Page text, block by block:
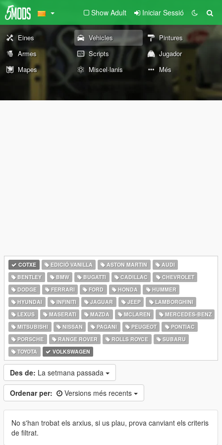
Show Adult Iniciar Sessió
Eines Vehicles
Pintures
Armes
Scripts
Jugador
Mapes
Miscel·lanis Més
COTXE EDICIÓ VANILLA ASTON MARTIN
AUDI
BENTLEY
BMW BUGATTI CADILLAC
CHEVROLET
DODGE
FERRARI FORD HONDA
HUMMER
HYUNDAI
INFINITI JAGUAR JEEP
LAMBORGHINI
LEXUS
MASERATI MAZDA MCLAREN
MERCEDES-BENZ
MITSUBISHI
NISSAN PAGANI PEUGEOT
PONTIAC
PORSCHE
RANGE ROVER ROLLS ROYCE
SUBARU
TOYOTA
VOLKSWAGEN
Des de: La setmana passada
Ordenar per: Versions més recents
No s'han trobat els arxius, si us plau, prova canviant els criteris
de filtrat.